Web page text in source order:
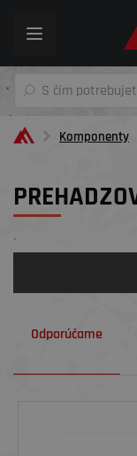
Toggle
Komponenty
´
Odporúčame